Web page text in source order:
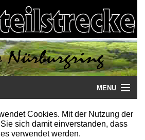
MENU
Cookies. Mit der Nutzung der
sich damit einverstanden, dass
verwendet werden.